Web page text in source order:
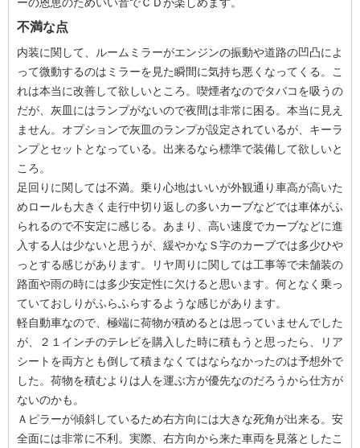
不満な点
内装に関して、ルームミラーがエンジンの振動や道路の凹凸によ
って微動するのはミラーを見た瞬間に気持ち悪くなってくる。こ
れは本当に改善して欲しいところ。喫煙者なのでタバコを吸うの
だが、灰皿にはランプがないので夜間は非常に困る。本当に見え
ません。オプションで灰皿のランプが設定されているが、キーラ
ンプとセットとなっている。出来るなら標準で装備して欲しいと
ころ。
足回りに関しては不満。乗り心地はいいが外観通り車高が高いた
めロールも大きく走行中切り返しの多いカーブなどでは車体がふ
られるので不安定に感じる。あまり、高い速度でカーブなどに進
入する人は少ないと思うが、緩やかなＳ字のカーブでは多少ひや
っとする感じがあります。リヤ周りに関しては工事等で未舗装の
路面や雨の時には多少安定性に欠けると思います。何となく乗っ
ていておしりがふらふらするような感じがあります。
軽自動車なので、極端に荷物が積めるとは思っていませんでした
が、２１インチのテレビを購入した時に積もうと思ったら、リア
シートを両方とも倒して積まなくてはならなかったのは予想外で
した。荷物を積むよりは人を運ぶ方が優先なのだろうから仕方が
ないのかも。
Ａピラーが傾斜しているため右方向には大きな死角が出来る。安
全面には非常に不利。実際、右方向から来た車両を見落としたこ